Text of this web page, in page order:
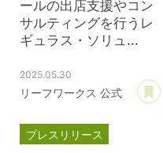
ールの出店支援やコン
サルティングを行うレ
ギュラス・ソリュ...
2025.05.30
リーフワークス 公式
プレスリリース